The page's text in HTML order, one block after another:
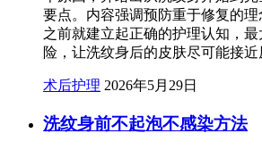
要点。内容强调预防重于修复的
之前就建立起正确的护理认知，
险，让洗纹身后的皮肤尽可能接近
术后护理 2026年5月29日
洗纹身前不起泡不感染方法